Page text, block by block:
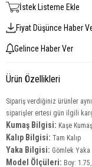
İstek Listeme Ekle
Fiyat Düşünce Haber
Gelince Haber Ver
Ürün Özellikleri
Sipariş verdiğiniz ürünler
siparişler ertesi gün ilgili
Kumaş Bilgisi: Kaşe Kumaş
Kalıp Bilgisi: Tam Kalıp
Yaka Bilgisi: Gömlek Yaka
Model Ölçüleri: Boy: